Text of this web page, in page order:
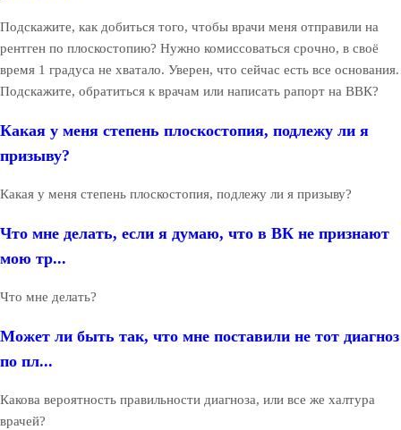
Подскажите, как добиться того, чтобы врачи меня отправили на
рентген по плоскостопию? Нужно комиссоваться срочно, в своё
время 1 градуса не хватало. Уверен, что сейчас есть все основания.
Подскажите, обратиться к врачам или написать рапорт на ВВК?
Какая у меня степень плоскостопия, подлежу ли я
призыву?
Какая у меня степень плоскостопия, подлежу ли я призыву?
Что мне делать, если я думаю, что в ВК не признают
мою тр...
Что мне делать?
Может ли быть так, что мне поставили не тот диагноз
по пл...
Какова вероятность правильности диагноза, или все же халтура
врачей?